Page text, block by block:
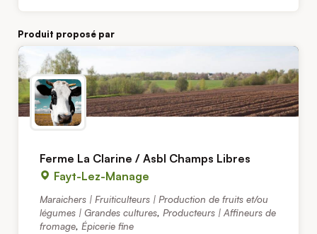
Produit proposé par
Ferme La Clarine / Asbl Champs Libres
Fayt-Lez-Manage
Maraichers | Fruiticulteurs | Production de fruits et/ou
légumes | Grandes cultures, Producteurs | Affineurs de
fromage, Épicerie fine